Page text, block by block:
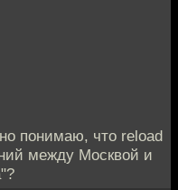
понимаю, что reload
между Москвой и